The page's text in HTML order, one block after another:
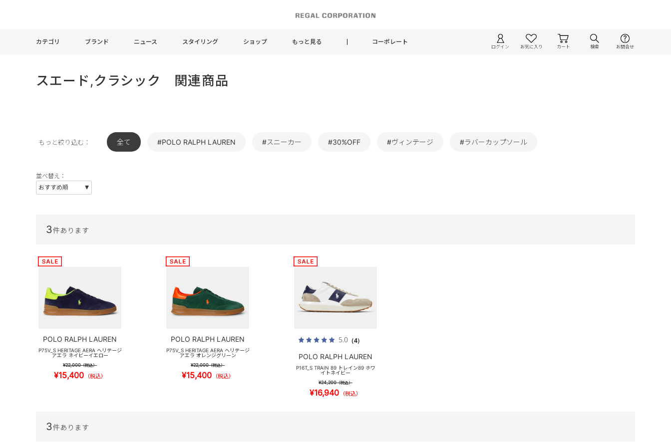
カテゴリ ブランド ニュース スタイリング ショップ もっと見る コーポレート
ログイン お気に入り カート 検索 お問合せ
スエード,クラシック 関連商品
もっと絞り込む： 全て #POLO RALPH LAUREN #スニーカー #30%OFF #ヴィンテージ #ラバーカップソール
並べ替え：
3件あります
POLO RALPH LAUREN
P75V_S HERITAGE AERA ヘリテージ
アエラ ネイビーイエロー
¥22,000（税込）
¥15,400 （税込）
POLO RALPH LAUREN
P75V_S HERITAGE AERA ヘリテージ
アエラ オレンジグリーン
¥22,000（税込）
¥15,400 （税込）
5.0（4）
POLO RALPH LAUREN
P16T_S TRAIN 89 トレイン89 ホワ
イトネイビー
¥24,200（税込）
¥16,940 （税込）
3件あります